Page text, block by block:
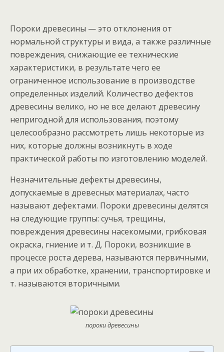
Пороки древесины — это отклонения от
нормальной структуры и вида, а также различные
повреждения, снижающие ее технические
характеристики, в результате чего ее
ограниченное использование в производстве
определенных изделий. Количество дефектов
древесины велико, но не все делают древесину
непригодной для использования, поэтому
целесообразно рассмотреть лишь некоторые из
них, которые должны возникнуть в ходе
практической работы по изготовлению моделей.
Незначительные дефекты древесины,
допускаемые в древесных материалах, часто
называют дефектами. Пороки древесины делятся
на следующие группы: сучья, трещины,
повреждения древесины насекомыми, грибковая
окраска, гниение и т. Д. Пороки, возникшие в
процессе роста дерева, называются первичными,
а при их обработке, хранении, транспортировке и
т. называются вторичными.
пороки древесины